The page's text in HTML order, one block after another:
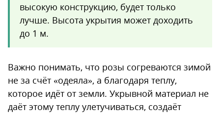
высокую конструкцию, будет только
лучше. Высота укрытия может доходить
до 1 м.
Важно понимать, что розы согреваются зимой
не за счёт «одеяла», а благодаря теплу,
которое идёт от земли. Укрывной материал не
даёт этому теплу улетучиваться, создаёт